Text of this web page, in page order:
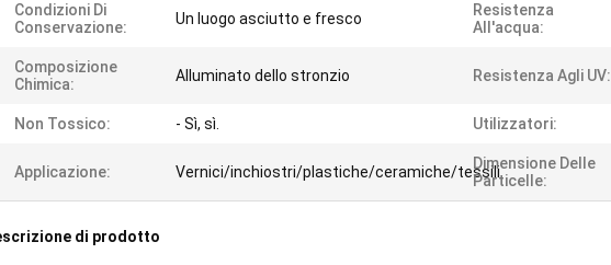
Condizioni Di
Conservazione:
Un luogo asciutto e fresco
Resistenza
All'acqua:
Composizione
Chimica:
Alluminato dello stronzio Resistenza Agli UV:
Non Tossico: - Sì, sì. Utilizzatori:
Applicazione: Vernici/inchiostri/plastiche/ceramiche/tessiliDimensione Delle
Particelle:
di prodotto